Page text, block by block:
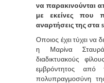
να παρακινούνται
με εκείνες που
αναρτήσεις της στα
Οποιος έχει τύχει να
η Μαρίνα
διαδικτυακούς
εμβρόντητος από
πολυπραγμοσύνη